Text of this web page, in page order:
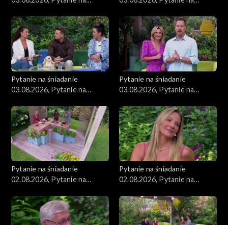
Pytanie na śniadanie
03.08.2026, Pytanie na
Pytanie na śniadanie
03.08.2026, Pytanie na
Pytanie na śniadanie
02.08.2026, Pytanie na
Pytanie na śniadanie
02.08.2026, Pytanie na